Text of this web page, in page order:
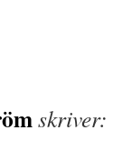
skriver: